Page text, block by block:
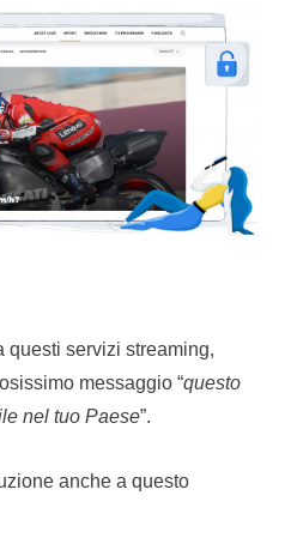
questi servizi streaming,
messaggio “questo
nel tuo Paese”.
anche a questo